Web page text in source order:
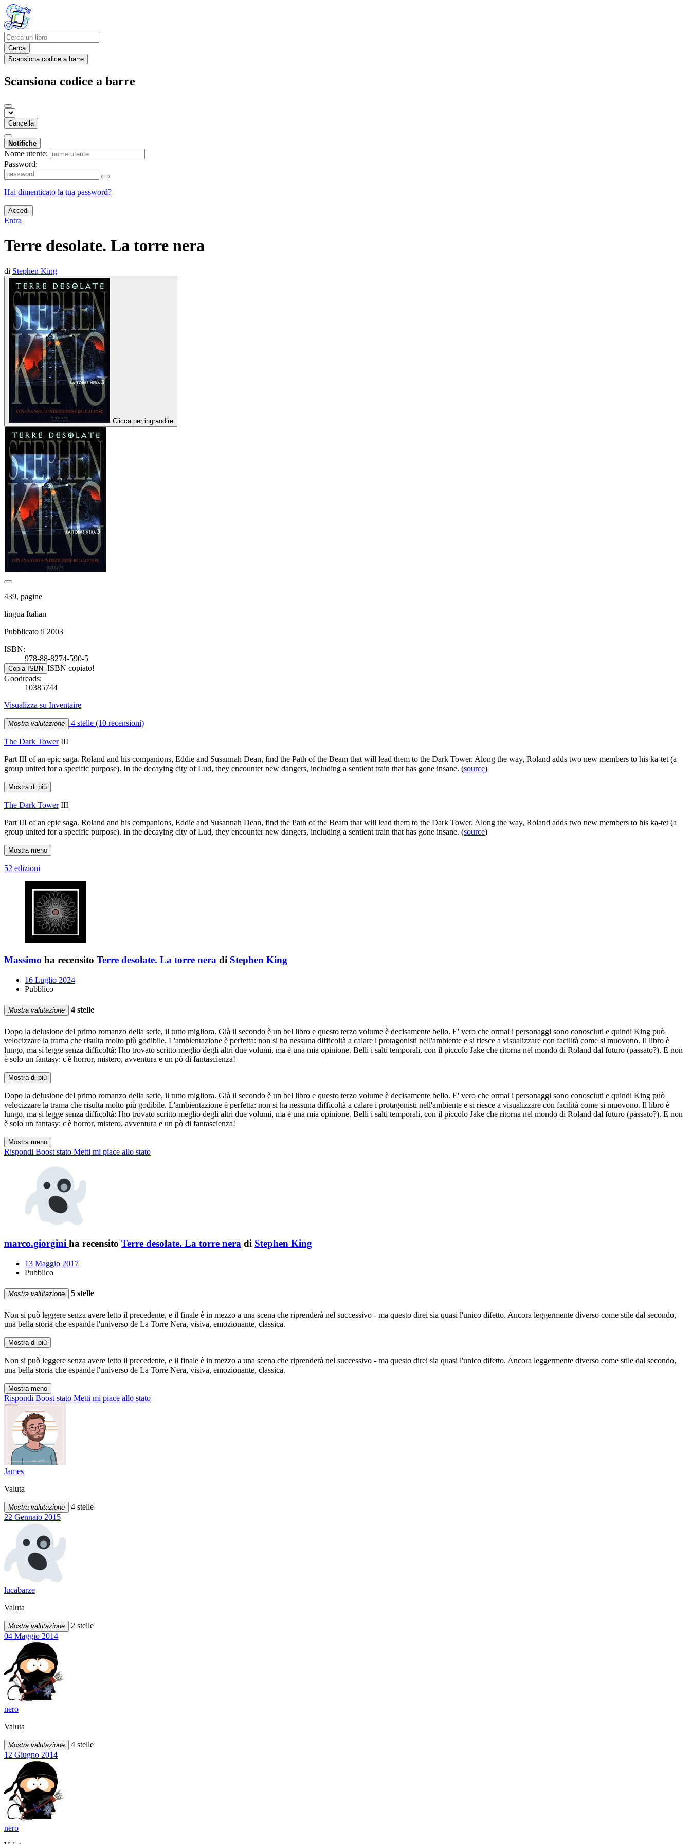
Cerca
Scansiona codice a barre
Scansiona codice a barre
Cancella
Notifiche
Nome utente:
Password:
Hai dimenticato la tua password?
Accedi
Entra
Terre desolate. La torre nera
di Stephen King
Clicca per ingrandire
439, pagine
lingua Italian
Pubblicato il 2003
ISBN:
978-88-8274-590-5
Copia ISBN ISBN copiato!
Goodreads:
10385744
Visualizza su Inventaire
Mostra valutazione 4 stelle (10 recensioni)
The Dark TowerIII
Part III of an epic saga. Roland and his companions, Eddie and Susannah Dean, find the Path of the Beam that will lead them to the Dark Tower. Along the way, Roland adds two new members to his ka-tet (a
group united for a specific purpose). In the decaying city of Lud, they encounter new dangers, including a sentient train that has gone insane. (source)
Mostra di più
The Dark TowerIII
Part III of an epic saga. Roland and his companions, Eddie and Susannah Dean, find the Path of the Beam that will lead them to the Dark Tower. Along the way, Roland adds two new members to his ka-tet (a
group united for a specific purpose). In the decaying city of Lud, they encounter new dangers, including a sentient train that has gone insane. (source)
Mostra meno
52 edizioni
Massimo ha recensito Terre desolate. La torre nera di Stephen King
16 Luglio 2024
Pubblico
Mostra valutazione 4 stelle
Dopo la delusione del primo romanzo della serie, il tutto migliora. Già il secondo è un bel libro e questo terzo volume è decisamente bello. E' vero che ormai i personaggi sono conosciuti e quindi King può
velocizzare la trama che risulta molto più godibile. L'ambientazione è perfetta: non si ha nessuna difficoltà a calare i protagonisti nell'ambiente e si riesce a visualizzare con facilità come si muovono. Il libro è
lungo, ma si legge senza difficoltà: l'ho trovato scritto meglio degli altri due volumi, ma è una mia opinione. Belli i salti temporali, con il piccolo Jake che ritorna nel mondo di Roland dal futuro (passato?). E non
è solo un fantasy: c'è horror, mistero, avventura e un pò di fantascienza!
Mostra di più
Dopo la delusione del primo romanzo della serie, il tutto migliora. Già il secondo è un bel libro e questo terzo volume è decisamente bello. E' vero che ormai i personaggi sono conosciuti e quindi King può
velocizzare la trama che risulta molto più godibile. L'ambientazione è perfetta: non si ha nessuna difficoltà a calare i protagonisti nell'ambiente e si riesce a visualizzare con facilità come si muovono. Il libro è
lungo, ma si legge senza difficoltà: l'ho trovato scritto meglio degli altri due volumi, ma è una mia opinione. Belli i salti temporali, con il piccolo Jake che ritorna nel mondo di Roland dal futuro (passato?). E non
è solo un fantasy: c'è horror, mistero, avventura e un pò di fantascienza!
Mostra meno
Rispondi Boost stato Metti mi piace allo stato
marco.giorgini ha recensito Terre desolate. La torre nera di Stephen King
13 Maggio 2017
Pubblico
Mostra valutazione 5 stelle
Non si può leggere senza avere letto il precedente, e il finale è in mezzo a una scena che riprenderà nel successivo - ma questo direi sia quasi l'unico difetto. Ancora leggermente diverso come stile dal secondo,
una bella storia che espande l'universo de La Torre Nera, visiva, emozionante, classica.
Mostra di più
Non si può leggere senza avere letto il precedente, e il finale è in mezzo a una scena che riprenderà nel successivo - ma questo direi sia quasi l'unico difetto. Ancora leggermente diverso come stile dal secondo,
una bella storia che espande l'universo de La Torre Nera, visiva, emozionante, classica.
Mostra meno
Rispondi Boost stato Metti mi piace allo stato
James
Valuta
Mostra valutazione
4 stelle
22 Gennaio 2015
lucabarze
Valuta
Mostra valutazione
2 stelle
04 Maggio 2014
nero
Valuta
Mostra valutazione
4 stelle
12 Giugno 2014
nero